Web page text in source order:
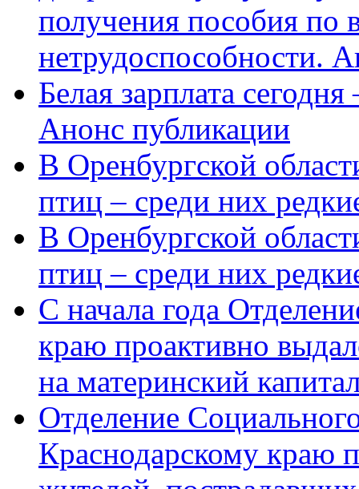
получения пособия по
нетрудоспособности.
Белая зарплата
Анонс публикации
В Оренбургской
птиц – среди них
В Оренбургской
птиц – среди них
С начала года
краю проактивно
на материнский
Отделение
Краснодарскому краю